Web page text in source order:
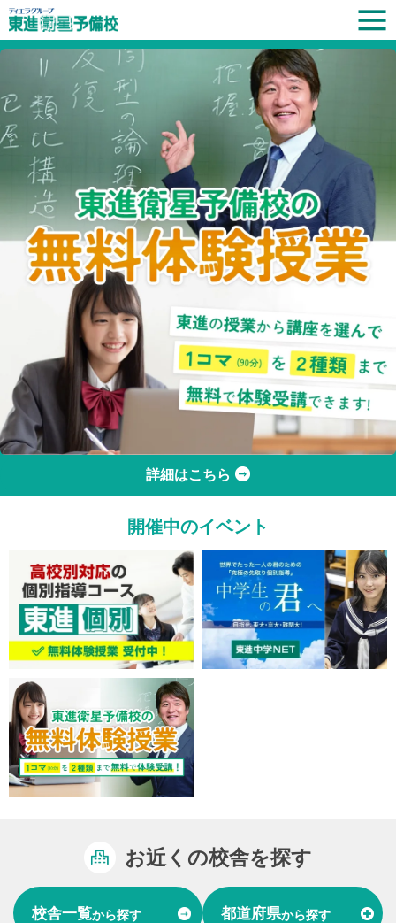
詳細はこちら
開催中のイベント
お近くの校舎を探す
校舎一覧から探す 都道府県から探す